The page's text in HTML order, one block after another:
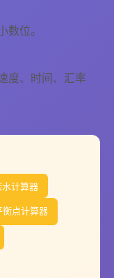
位。
度、时间、汇率
水计算器
衡点计算器